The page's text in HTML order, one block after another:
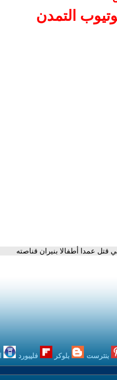
التمدن
عمدا أطفالا بنيران قناصته
بنترست بلوكر فليبورد